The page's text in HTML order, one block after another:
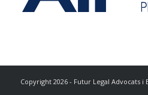
Copyright 2026 - Futur Legal Advocats i